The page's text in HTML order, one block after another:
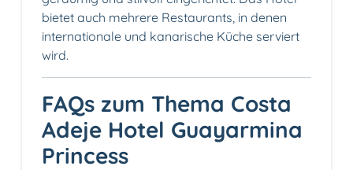
bietet auch mehrere Restaurants, in denen
internationale und kanarische Küche serviert
wird.
FAQs zum Thema Costa
Adeje Hotel Guayarmina
Princess